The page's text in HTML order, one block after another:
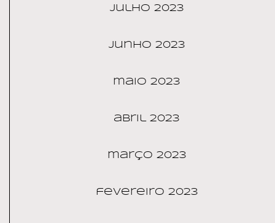
julho 2023
junho 2023
maio 2023
abril 2023
março 2023
fevereiro 2023